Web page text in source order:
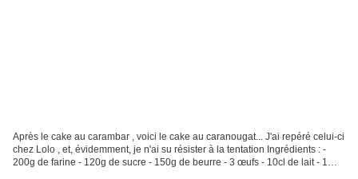
Après le cake au carambar , voici le cake au caranougat... J'ai repéré celui-ci
chez Lolo , et, évidemment, je n'ai su résister à la tentation Ingrédients : -
200g de farine - 120g de sucre - 150g de beurre - 3 œufs - 10cl de lait - 1